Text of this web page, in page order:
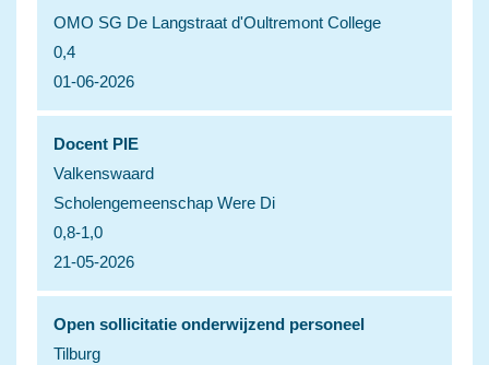
OMO SG De Langstraat d'Oultremont College
0,4
01-06-2026
Docent PIE
Valkenswaard
Scholengemeenschap Were Di
0,8-1,0
21-05-2026
Open sollicitatie onderwijzend personeel
Tilburg